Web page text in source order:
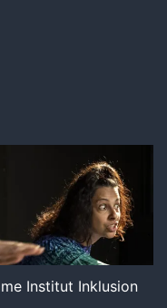
Institut Inklusion